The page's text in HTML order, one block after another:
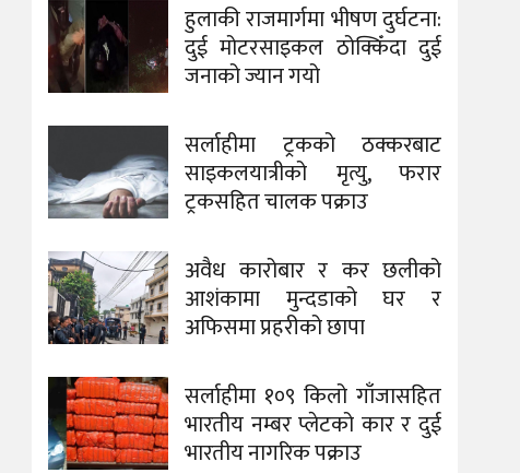
हुलाकी राजमार्गमा भीषण दुर्घटना:
दुई मोटरसाइकल ठोक्किँदा दुई
जनाको ज्यान गयो
सर्लाहीमा ट्रकको ठक्करबाट
साइकलयात्रीको मृत्यु, फरार
ट्रकसहित चालक पक्राउ
अवैध कारोबार र कर छलीको
आशंकामा मुन्दडाको घर र
अफिसमा प्रहरीको छापा
सर्लाहीमा १०९ किलो गाँजासहित
भारतीय नम्बर प्लेटको कार र दुई
भारतीय नागरिक पक्राउ